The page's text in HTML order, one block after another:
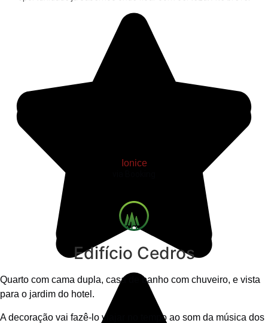
Ionice
Edifício Cedros
Quarto com cama dupla, casa de banho com chuveiro, e vista
para o jardim do hotel.
A decoração vai fazê-lo viajar no tempo ao som da música dos